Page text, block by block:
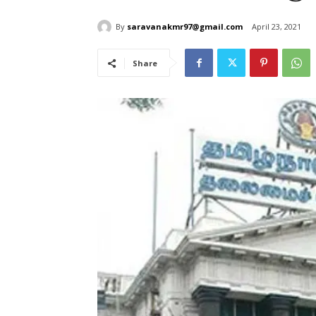
By saravanakmr97@gmail.com April 23, 2021
Share